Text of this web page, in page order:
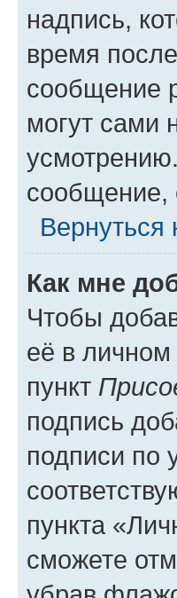
надпись,
время
сообщение
могут сами
сообщение,
Вернуться
Как мне
Чтобы
её в
пункт
подпись
подписи по
пункта
сможете